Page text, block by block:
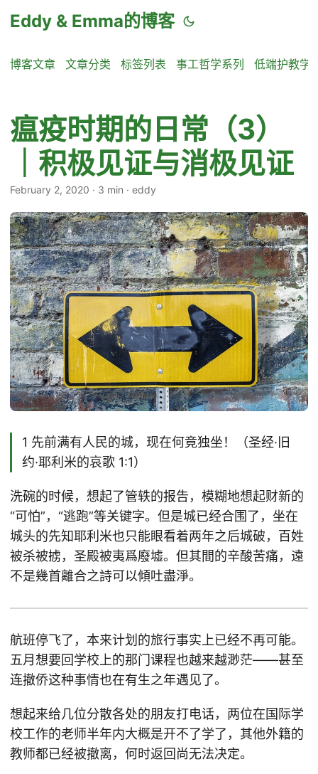
Eddy & Emma的博客
博客文章 文章分类 标签列表 事工哲学系列 低端护教学
瘟疫时期的日常（3）
｜积极见证与消极见证
February 2, 2020 · 3 min · eddy
1 先前满有人民的城，现在何竟独坐！（圣经·旧
约·耶利米的哀歌 1:1）
洗碗的时候，想起了管轶的报告，模糊地想起财新的
“可怕”，“逃跑”等关键字。但是城已经合围了，坐在
城头的先知耶利米也只能眼看着两年之后城破，百姓
被杀被掳，圣殿被夷爲廢墟。但其間的辛酸苦痛，遠
不是幾首離合之詩可以傾吐盡淨。
航班停飞了，本来计划的旅行事实上已经不再可能。
五月想要回学校上的那门课程也越来越渺茫——甚至
连撤侨这种事情也在有生之年遇见了。
想起来给几位分散各处的朋友打电话，两位在国际学
校工作的老师半年内大概是开不了学了，其他外籍的
教师都已经被撤离，何时返回尚无法决定。